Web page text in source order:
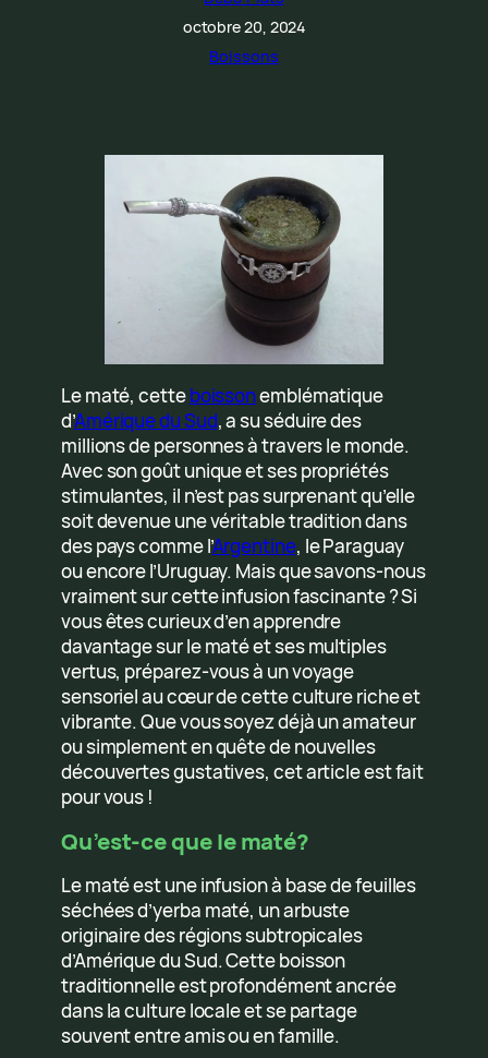
octobre 20, 2024
Boissons
Le maté, cetteboissonemblématique
d’Amérique du Sud, a su séduire des
millions de personnes à travers le monde.
Avec son goût unique et ses propriétés
stimulantes, il n’est pas surprenant qu’elle
soit devenue une véritable tradition dans
des pays comme l’Argentine, le Paraguay
ou encore l’Uruguay. Mais que savons-nous
vraiment sur cette infusion fascinante ? Si
vous êtes curieux d’en apprendre
davantage sur le maté et ses multiples
vertus, préparez-vous à un voyage
sensoriel au cœur de cette culture riche et
vibrante. Que vous soyez déjà un amateur
ou simplement en quête de nouvelles
découvertes gustatives, cet article est fait
pour vous !
Qu’est-ce que le maté?
Le maté est une infusion à base de feuilles
séchées d’yerba maté, un arbuste
originaire des régions subtropicales
d’Amérique du Sud. Cette boisson
traditionnelle est profondément ancrée
dans la culture locale et se partage
souvent entre amis ou en famille.